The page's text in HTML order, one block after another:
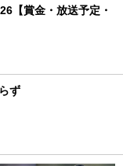
【賞金・放送予定・
ず